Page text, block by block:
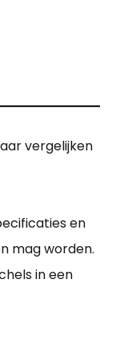
vergelijken
en
mag worden.
in een